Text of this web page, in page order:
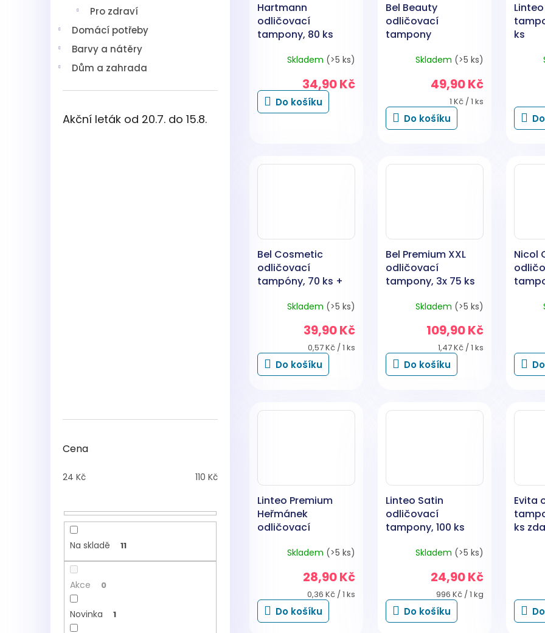
Pro zdraví
Domácí potřeby
Barvy a nátěry
Dům a zahrada
Akční leták od 20.7. do 15.8.
Cena
24 Kč 110 Kč
Na skladě 11
Akce 0
Novinka 1
Hartmann
odličovací
tampony, 80 ks
Skladem (>5 ks)
34,90 Kč
Do košíku
Bel Beauty
odličovací
tampony
Skladem (>5 ks)
49,90 Kč
Měrná
cena:
1 Kč / 1 ks
Do košíku
ks
Bel Cosmetic
odličovací
tampóny, 70 ks +
Skladem (>5 ks)
39,90 Kč
Měrná
cena:
0,57 Kč / 1 ks
Do košíku
Bel Premium XXL
odličovací
tampony, 3x 75 ks
Skladem (>5 ks)
109,90 Kč
Měrná
cena:
1,47 Kč / 1 ks
Do košíku
Nicol
Linteo Premium
Heřmánek
odličovací
Skladem (>5 ks)
28,90 Kč
Měrná
cena:
0,36 Kč / 1 ks
Do košíku
Linteo Satin
odličovací
tampony, 100 ks
Skladem (>5 ks)
24,90 Kč
Měrná
cena:
996 Kč / 1 kg
Do košíku
Evita
ks
5,0
5